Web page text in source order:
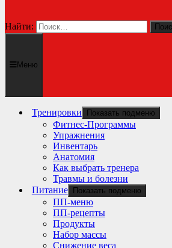
Найти:
Меню
Тренировки Показать подменю
Фитнес-Программы
Упражнения
Инвентарь
Анатомия
Как выбрать тренера
Травмы и болезни
Питание
Показать подменю
ПП-меню
ПП-рецепты
Продукты
Набор массы
Снижение веса